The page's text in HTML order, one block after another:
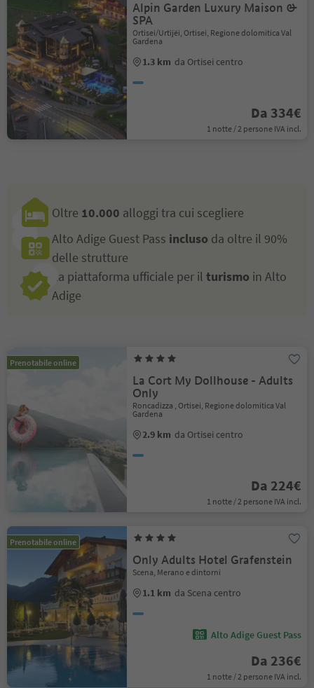
Alpin Garden Luxury Maison &
SPA
Ortisei/Urtijëi, Ortisei, Regione dolomitica Val
Gardena
1.3 km da Ortisei centro
Da 334€
1 notte / 2 persone IVA incl.
Oltre 10.000 alloggi tra cui scegliere
Alto Adige Guest Pass incluso da oltre il 90%
delle strutture
La piattaforma ufficiale per il turismo in Alto
Adige
Prenotabile online
La Cort My Dollhouse - Adults
Only
Roncadizza , Ortisei, Regione dolomitica Val
Gardena
2.9 km da Ortisei centro
Da 224€
1 notte / 2 persone IVA incl.
Prenotabile online
Only Adults Hotel Grafenstein
Scena, Merano e dintorni
1.1 km da Scena centro
Alto Adige Guest Pass
Da 236€
1 notte / 2 persone IVA incl.